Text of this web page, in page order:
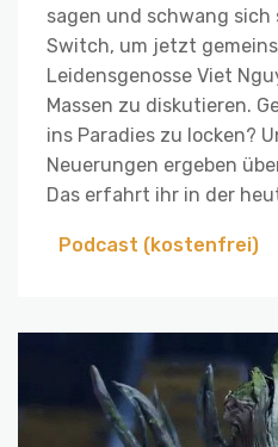
sagen und schwang sich
Switch, um jetzt
Leidensgenosse Viet
Massen zu diskutieren.
ins Paradies zu locken?
Neuerungen ergeben
Das erfahrt ihr in der
Podcast (kostenfrei)